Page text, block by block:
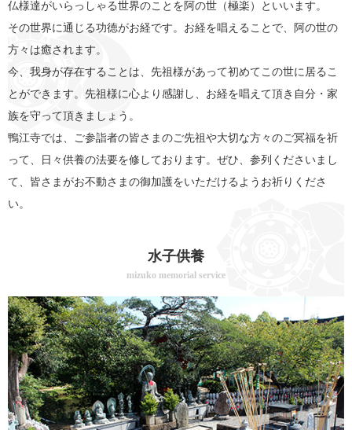
仏様達がいらっしゃる世界のことを阿の世（極楽）といいます。
その世界に通じる功徳がお経です。お経を唱えることで、阿の世の
方々は癒されます。
今、我身が存在することは、先祖様があって初めてこの世に居るこ
とができます。先祖様に心より感謝し、お経を唱えて頂き自分・家
族を守って頂きましょう。
鴨江寺では、ご参詣者の皆さまのご先祖や大切な方々のご冥福を祈
って、日々供養の法要を修しております。ぜひ、参列くださいまし
て、皆さまがお不動さまの御加護をいただけるようお祈りくださ
い。
水子供養
mizuko memorial service